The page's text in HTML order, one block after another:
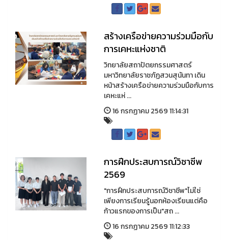
สร้างเครือข่ายความร่วมมือกับ
การเคหะแห่งชาติ
วิทยาลัยสถาปัตยกรรมศาสตร์
มหาวิทยาลัยราชภัฏสวนสุนันทา เดิน
หน้าสร้างเครือข่ายความร่วมมือกับการ
เคหะแห่ ...
16 กรกฏาคม 2569 11:14:31
การฝึกประสบการณ์วิชาชีพ
2569
"การฝึกประสบการณ์วิชาชีพ"ไม่ใช่
เพียงการเรียนรู้นอกห้องเรียนแต่คือ
ก้าวแรกของการเป็น"สถ ...
16 กรกฏาคม 2569 11:12:33